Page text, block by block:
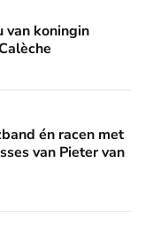
de
van koningin
met auto's: dit zijn
én racen met
van Pieter van